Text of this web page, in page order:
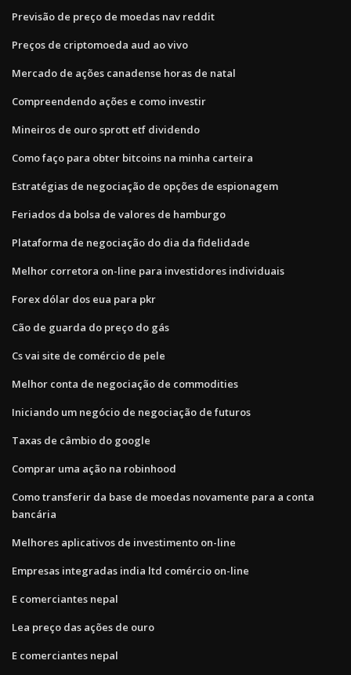
Previsão de preço de moedas nav reddit
Preços de criptomoeda aud ao vivo
Mercado de ações canadense horas de natal
Compreendendo ações e como investir
Mineiros de ouro sprott etf dividendo
Como faço para obter bitcoins na minha carteira
Estratégias de negociação de opções de espionagem
Feriados da bolsa de valores de hamburgo
Plataforma de negociação do dia da fidelidade
Melhor corretora on-line para investidores individuais
Forex dólar dos eua para pkr
Cão de guarda do preço do gás
Cs vai site de comércio de pele
Melhor conta de negociação de commodities
Iniciando um negócio de negociação de futuros
Taxas de câmbio do google
Comprar uma ação na robinhood
Como transferir da base de moedas novamente para a conta
bancária
Melhores aplicativos de investimento on-line
Empresas integradas india ltd comércio on-line
E comerciantes nepal
Lea preço das ações de ouro
E comerciantes nepal